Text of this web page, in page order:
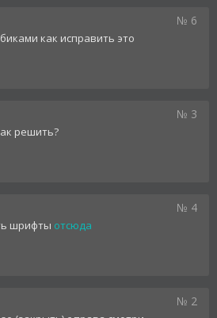
№ 6
как исправить это
№ 3
решить?
№ 4
шрифты отсюда
№ 2